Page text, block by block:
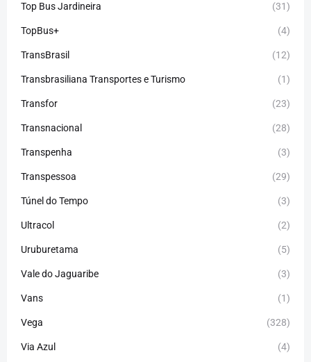
Top Bus Jardineira (31)
TopBus+ (4)
TransBrasil (12)
Transbrasiliana Transportes e Turismo (1)
Transfor (23)
Transnacional (28)
Transpenha (3)
Transpessoa (29)
Túnel do Tempo (3)
Ultracol (2)
Uruburetama (5)
Vale do Jaguaribe (3)
Vans (1)
Vega (328)
Via Azul (4)